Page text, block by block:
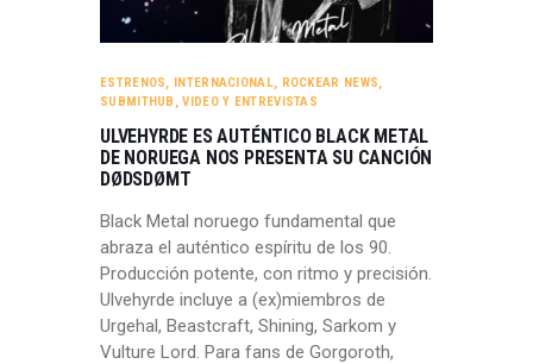
ESTRENOS, INTERNACIONAL, ROCKEAR NEWS,
SUBMITHUB ,VIDEO Y ENTREVISTAS
ULVEHYRDE ES AUTÉNTICO BLACK METAL
DE NORUEGA NOS PRESENTA SU CANCIÓN
DØDSDØMT
Black Metal noruego fundamental que
abraza el auténtico espíritu de los 90.
Producción potente, con ritmo y precisión.
Ulvehyrde incluye a (ex)miembros de
Urgehal, Beastcraft, Shining, Sarkom y
Vulture Lord. Para fans de Gorgoroth,